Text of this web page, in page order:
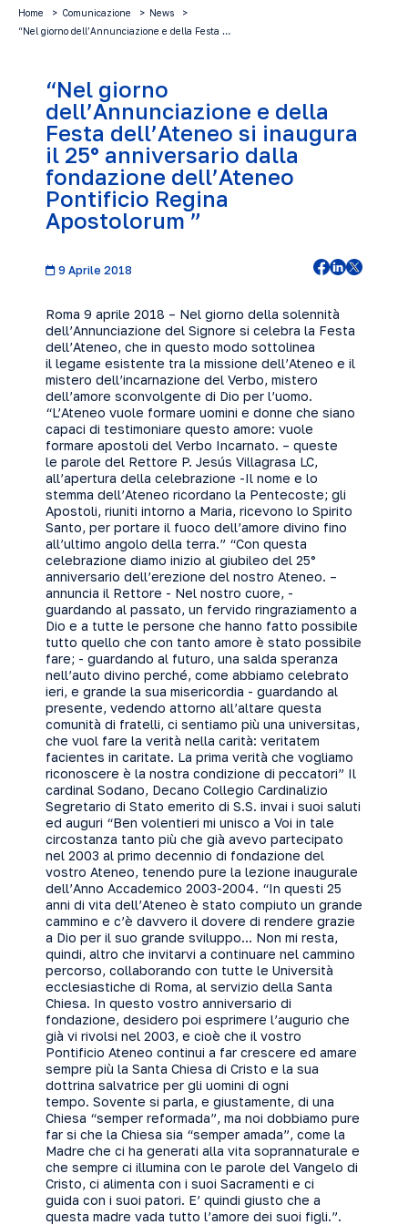
Home Comunicazione
News
“Nel giorno dell’Annunciazione e della Festa …
“Nel giorno
dell’Annunciazione e della
Festa dell’Ateneo si inaugura
il 25° anniversario dalla
fondazione dell’Ateneo
Pontificio Regina
Apostolorum ”
9 Aprile 2018
Roma 9 aprile 2018 – Nel giorno della solennità
dell’Annunciazione del Signore si celebra la Festa
dell’Ateneo, che in questo modo sottolinea
il legame esistente tra la missione dell’Ateneo e il
mistero dell’incarnazione del Verbo, mistero
dell’amore sconvolgente di Dio per l’uomo.
“L’Ateneo vuole formare uomini e donne che siano
capaci di testimoniare questo amore: vuole
formare apostoli del Verbo Incarnato. – queste
le parole del Rettore P. Jesús Villagrasa LC,
all’apertura della celebrazione -Il nome e lo
stemma dell’Ateneo ricordano la Pentecoste; gli
Apostoli, riuniti intorno a Maria, ricevono lo Spirito
Santo, per portare il fuoco dell’amore divino fino
all’ultimo angolo della terra.” “Con questa
celebrazione diamo inizio al giubileo del 25°
anniversario dell’erezione del nostro Ateneo. –
annuncia il Rettore - Nel nostro cuore, -
guardando al passato, un fervido ringraziamento a
Dio e a tutte le persone che hanno fatto possibile
tutto quello che con tanto amore è stato possibile
fare; - guardando al futuro, una salda speranza
nell’auto divino perché, come abbiamo celebrato
ieri, e grande la sua misericordia - guardando al
presente, vedendo attorno all’altare questa
comunità di fratelli, ci sentiamo più una universitas,
che vuol fare la verità nella carità: veritatem
facientes in caritate. La prima verità che vogliamo
riconoscere è la nostra condizione di peccatori” Il
cardinal Sodano, Decano Collegio Cardinalizio
Segretario di Stato emerito di S.S. invai i suoi saluti
ed auguri “Ben volentieri mi unisco a Voi in tale
circostanza tanto più che già avevo partecipato
nel 2003 al primo decennio di fondazione del
vostro Ateneo, tenendo pure la lezione inaugurale
dell’Anno Accademico 2003-2004. “In questi 25
anni di vita dell’Ateneo è stato compiuto un grande
cammino e c’è davvero il dovere di rendere grazie
a Dio per il suo grande sviluppo… Non mi resta,
quindi, altro che invitarvi a continuare nel cammino
percorso, collaborando con tutte le Università
ecclesiastiche di Roma, al servizio della Santa
Chiesa. In questo vostro anniversario di
fondazione, desidero poi esprimere l’augurio che
già vi rivolsi nel 2003, e cioè che il vostro
Pontificio Ateneo continui a far crescere ed amare
sempre più la Santa Chiesa di Cristo e la sua
dottrina salvatrice per gli uomini di ogni
tempo. Sovente si parla, e giustamente, di una
Chiesa “semper reformada”, ma noi dobbiamo pure
far si che la Chiesa sia “semper amada”, come la
Madre che ci ha generati alla vita soprannaturale e
che sempre ci illumina con le parole del Vangelo di
Cristo, ci alimenta con i suoi Sacramenti e ci
guida con i suoi patori. E’ quindi giusto che a
questa madre vada tutto l’amore dei suoi figli.”.